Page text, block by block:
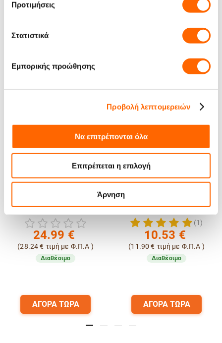
Προτιμήσεις
Στατιστικά
Εμπορικής προώθησης
Προβολή λεπτομερειών
Να επιτρέπονται όλα
Επιτρέπεται η επιλογή
Άρνηση
Μπορεί να σου αρέσουν
Καφές Espresso Lucaffe
κόκκους
24.99 €
(28.24 € τιμή με Φ.Π.Α )
Διαθέσιμο
ΑΓΟΡΑ ΤΩΡΑ
Καφές Espresso Lucaffe
Arabica 250g σε κόκκους
(1)
10.53 €
(11.90 € τιμή με Φ.Π.Α )
Διαθέσιμο
ΑΓΟΡΑ ΤΩΡΑ